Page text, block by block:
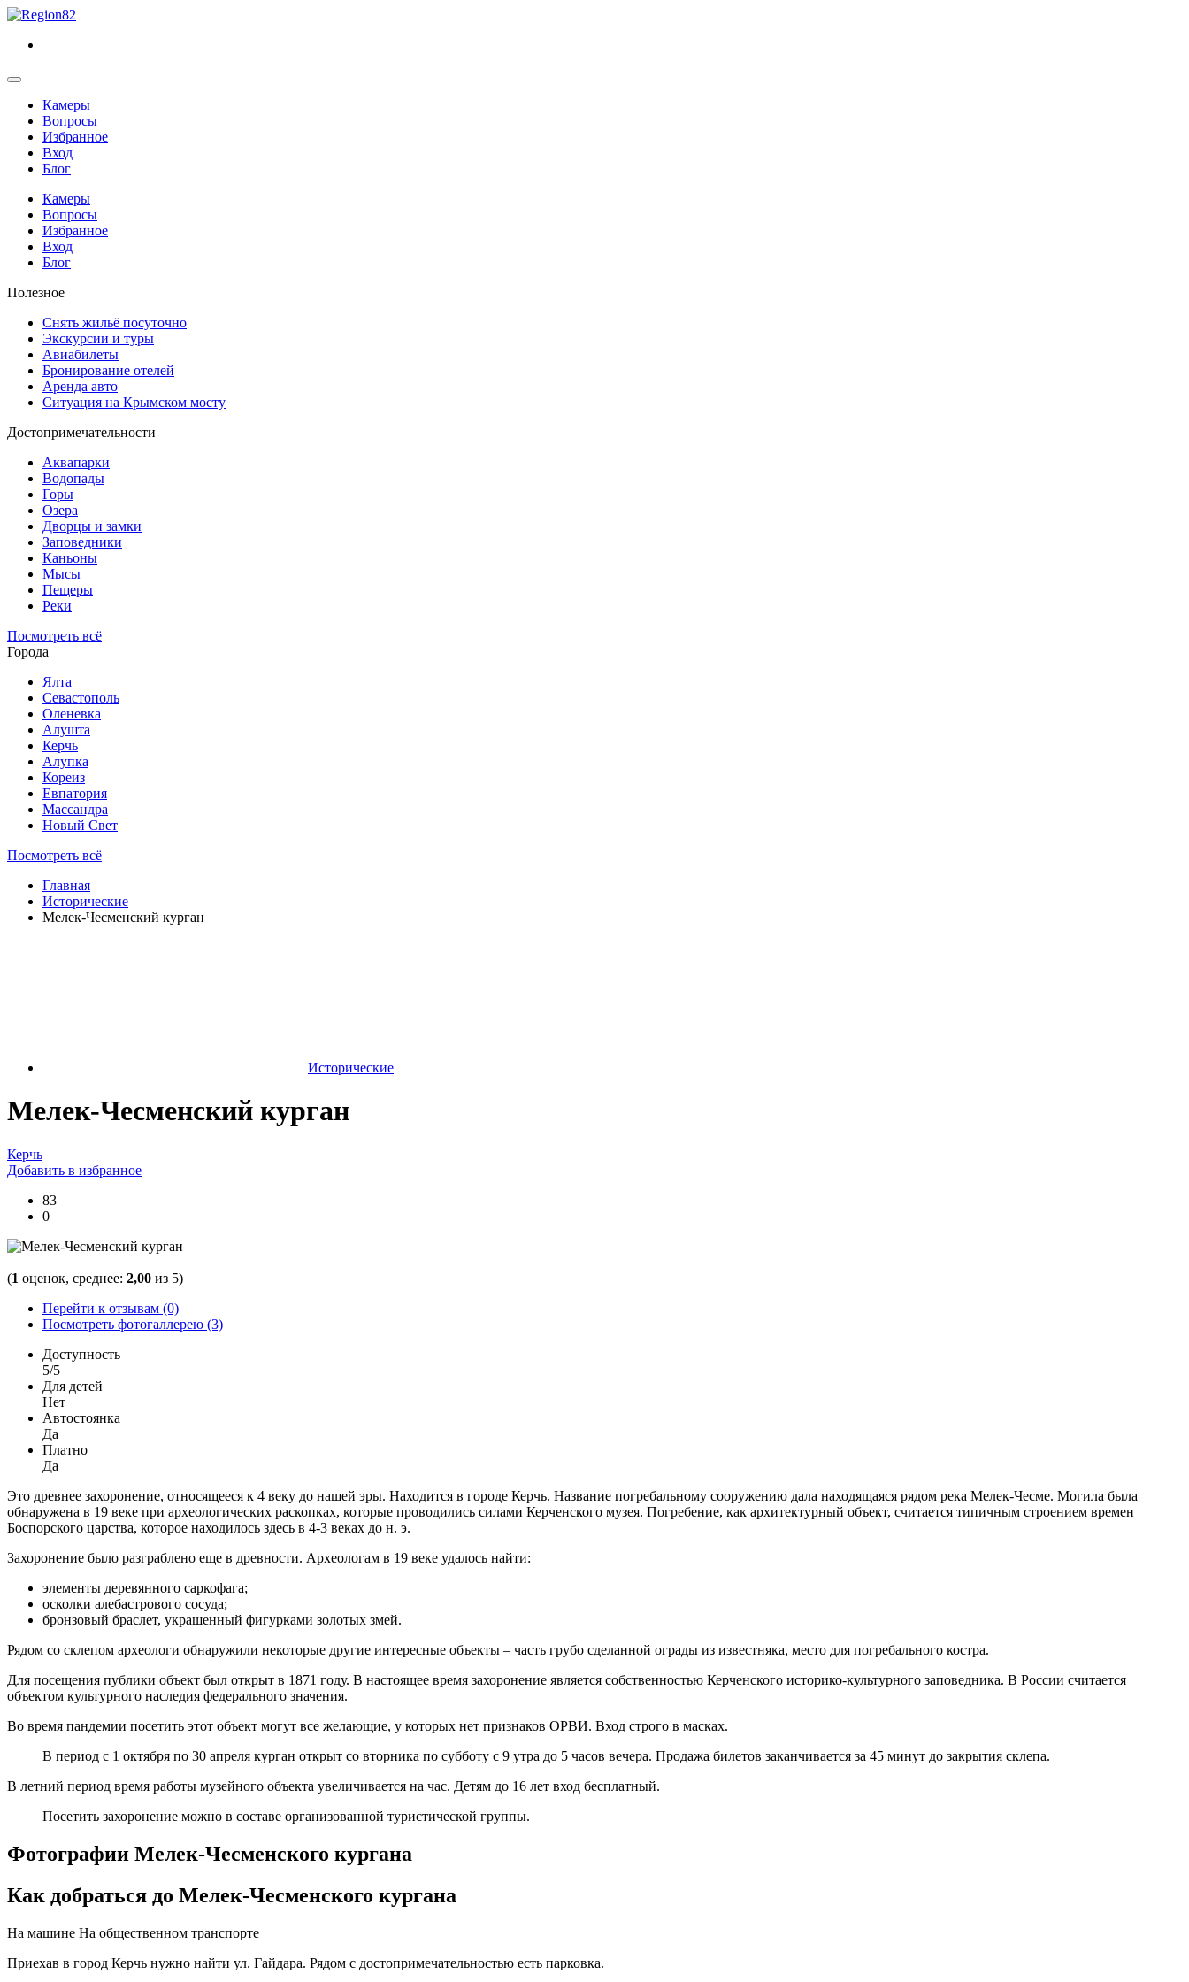
Камеры
Вопросы
Избранное
Вход
Блог
Камеры
Вопросы
Избранное
Вход
Блог
Полезное
Снять жильё посуточно
Экскурсии и туры
Авиабилеты
Бронирование отелей
Аренда авто
Ситуация на Крымском мосту
Достопримечательности
Аквапарки
Водопады
Горы
Озера
Дворцы и замки
Заповедники
Каньоны
Мысы
Пещеры
Реки
Посмотреть всё
Города
Ялта
Севастополь
Оленевка
Алушта
Керчь
Алупка
Кореиз
Евпатория
Массандра
Новый Свет
Посмотреть всё
Главная
Исторические
Мелек-Чесменский курган
Исторические
Мелек-Чесменский курган
Керчь
Добавить в избранное
83
0
(1 оценок, среднее: 2,00 из 5)
Перейти к отзывам (0)
Посмотреть фотогаллерею (3)
Доступность
5/5
Для детей
Нет
Автостоянка
Да
Платно
Да
Это древнее захоронение, относящееся к 4 веку до нашей эры. Находится в городе Керчь. Название погребальному сооружению дала находящаяся рядом река Мелек-Чесме. Могила была
обнаружена в 19 веке при археологических раскопках, которые проводились силами Керченского музея. Погребение, как архитектурный объект, считается типичным строением времен
Боспорского царства, которое находилось здесь в 4-3 веках до н. э.
Захоронение было разграблено еще в древности. Археологам в 19 веке удалось найти:
элементы деревянного саркофага;
осколки алебастрового сосуда;
бронзовый браслет, украшенный фигурками золотых змей.
Рядом со склепом археологи обнаружили некоторые другие интересные объекты – часть грубо сделанной ограды из известняка, место для погребального костра.
Для посещения публики объект был открыт в 1871 году. В настоящее время захоронение является собственностью Керченского историко-культурного заповедника. В России считается
объектом культурного наследия федерального значения.
Во время пандемии посетить этот объект могут все желающие, у которых нет признаков ОРВИ. Вход строго в масках.
В период с 1 октября по 30 апреля курган открыт со вторника по субботу с 9 утра до 5 часов вечера. Продажа билетов заканчивается за 45 минут до закрытия склепа.
В летний период время работы музейного объекта увеличивается на час. Детям до 16 лет вход бесплатный.
Посетить захоронение можно в составе организованной туристической группы.
Фотографии Мелек-Чесменского кургана
Как добраться до Мелек-Чесменского кургана
На машине На общественном транспорте
Приехав в город Керчь нужно найти ул. Гайдара. Рядом с достопримечательностью есть парковка.